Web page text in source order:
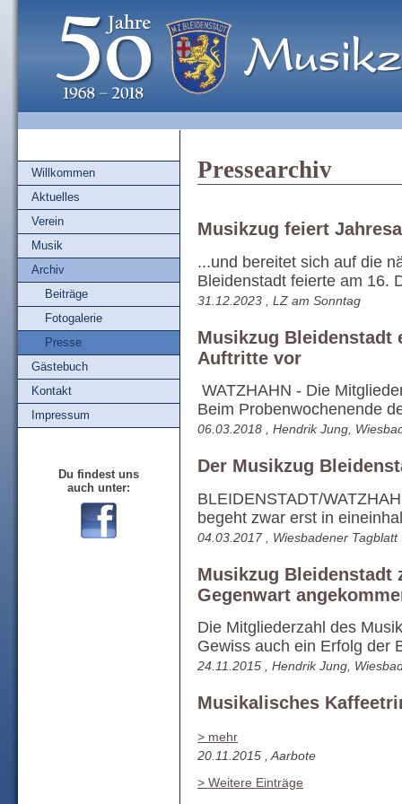
Willkommen
Aktuelles
Verein
Musik
Archiv
Beiträge
Fotogalerie
Presse
Gästebuch
Kontakt
Impressum
Du findest uns
auch unter:
Pressearchiv
Musikzug feiert
...und bereitet sich auf die
Bleidenstadt feierte am 16.
31.12.2023 , LZ am Sonntag
Musikzug Bleidenstadt
Auftritte vor
WATZHAHN - Die
Beim Probenwochenende
06.03.2018 , Hendrik Jung,
Der Musikzug
BLEIDENSTADT/
begeht zwar erst in
04.03.2017 , Wiesbadener Tagblatt
Musikzug Bleidenstadt
Gegenwart
Die Mitgliederzahl des
Gewiss auch ein Erfolg der
24.11.2015 , Hendrik Jung,
Musikalisches
> mehr
20.11.2015 , Aarbote
> Weitere Einträge